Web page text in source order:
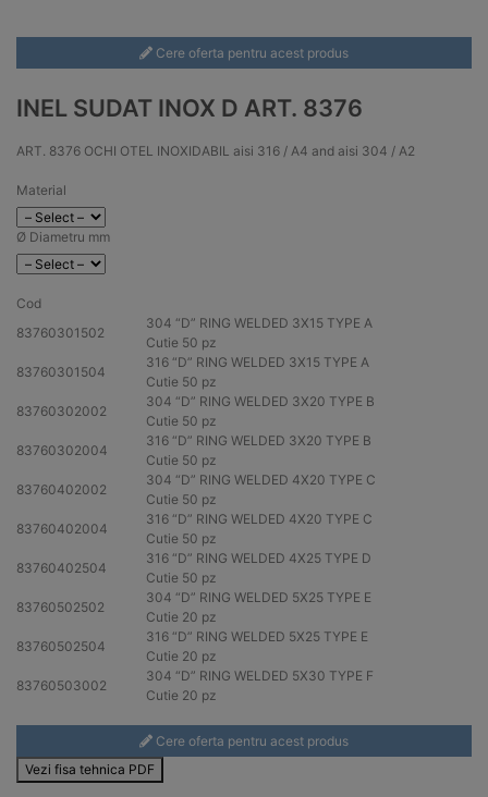
Cere oferta pentru acest produs
INEL SUDAT INOX D ART. 8376
ART. 8376 OCHI OTEL INOXIDABIL aisi 316 / A4 and aisi 304 / A2
Material
Ø Diametru mm
Cod
83760301502
304 “D” RING WELDED 3X15 TYPE A
Cutie 50 pz
83760301504
316 “D” RING WELDED 3X15 TYPE A
Cutie 50 pz
83760302002
304 “D” RING WELDED 3X20 TYPE B
Cutie 50 pz
83760302004
316 “D” RING WELDED 3X20 TYPE B
Cutie 50 pz
83760402002
304 “D” RING WELDED 4X20 TYPE C
Cutie 50 pz
83760402004
316 “D” RING WELDED 4X20 TYPE C
Cutie 50 pz
83760402504
316 “D” RING WELDED 4X25 TYPE D
Cutie 50 pz
83760502502
304 “D” RING WELDED 5X25 TYPE E
Cutie 20 pz
83760502504
316 “D” RING WELDED 5X25 TYPE E
Cutie 20 pz
83760503002
304 “D” RING WELDED 5X30 TYPE F
Cutie 20 pz
Cere oferta pentru acest produs
Vezi fisa tehnica PDF